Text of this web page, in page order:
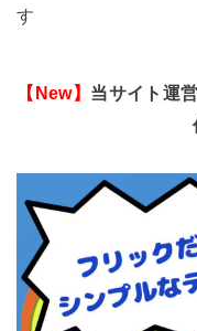
す
【New】 当サイト運